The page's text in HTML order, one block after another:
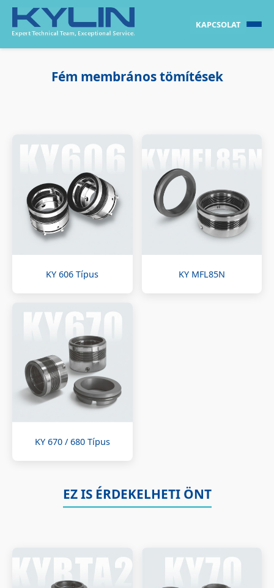
KAPCSOLAT
Fém membrános tömítések
KY 606 Típus KY MFL85N
KY 670 / 680 Típus
EZ IS ÉRDEKELHETI ÖNT